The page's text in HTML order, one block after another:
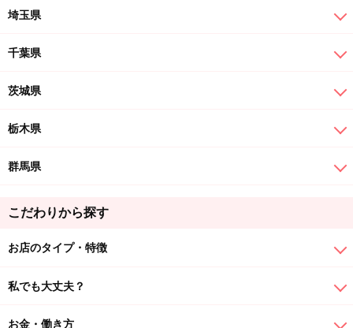
埼玉県
千葉県
茨城県
栃木県
群馬県
こだわりから探す
お店のタイプ・特徴
私でも大丈夫？
お金・働き方